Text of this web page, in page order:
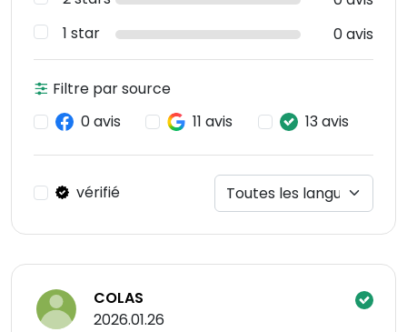
1 star
0 avis
Filtre par source
0 avis
11 avis 13 avis
vérifié
COLAS
2026.01.26